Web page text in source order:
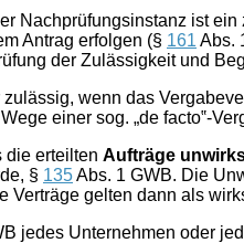
Nachprüfungsinstanz ist
Antrag erfolgen (§ 161 Abs.
der Zulässigkeit und
wenn das
einer sog. „de facto‟-
die erteilten Aufträge
§ 135Abs. 1 GWB. Die
Verträge gelten dann als
jedes Unternehmen oder